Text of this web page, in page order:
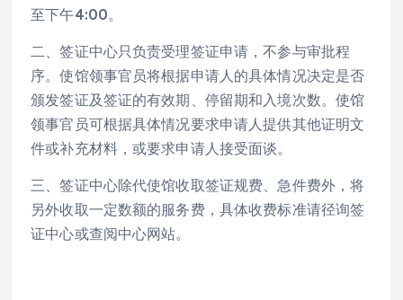
至下午4:00。
二、签证中心只负责受理签证申请，不参与审批程
序。使馆领事官员将根据申请人的具体情况决定是否
颁发签证及签证的有效期、停留期和入境次数。使馆
领事官员可根据具体情况要求申请人提供其他证明文
件或补充材料，或要求申请人接受面谈。
三、签证中心除代使馆收取签证规费、急件费外，将
另外收取一定数额的服务费，具体收费标准请径询签
证中心或查阅中心网站。